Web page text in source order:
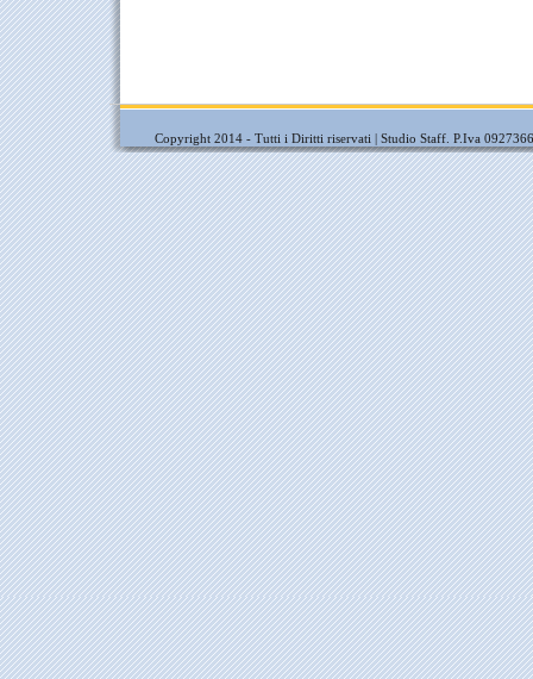
Copyright 2014 - Tutti i Diritti riservati | Studio Staff. P.Iva